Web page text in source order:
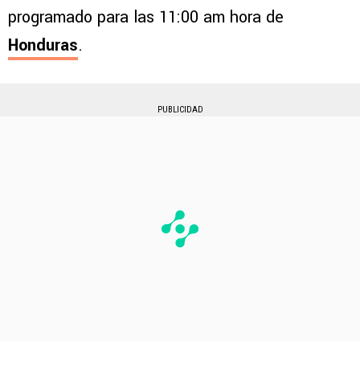
programado para las 11:00 am hora de
Honduras.
PUBLICIDAD